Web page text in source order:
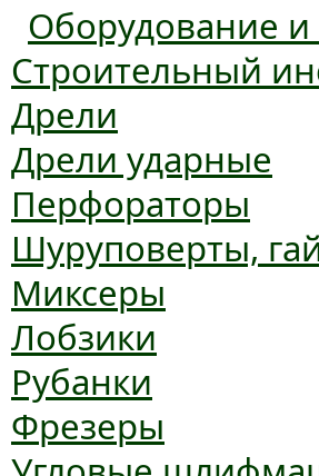
Оборудование
Строительный
Дрели
Дрели ударные
Перфораторы
Шуруповерты,
Миксеры
Лобзики
Рубанки
Фрезеры